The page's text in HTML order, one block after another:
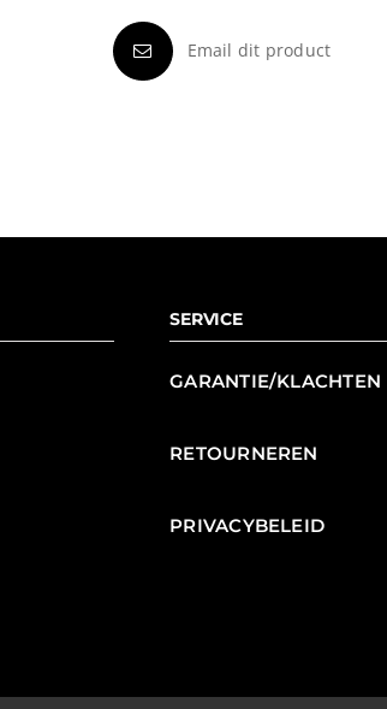
Email dit product
SERVICE
GARANTIE/KLACHTEN
RETOURNEREN
PRIVACYBELEID